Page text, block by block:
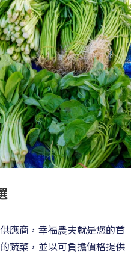
應商，幸福農夫就是您的首
蔬菜，並以可負擔價格提供